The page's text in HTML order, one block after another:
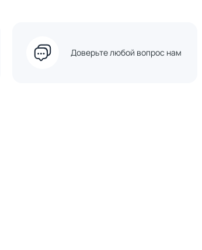
Доверьте любой вопрос нам